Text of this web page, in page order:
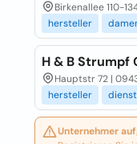
Birkenallee 110-
hersteller
H & B Strumpf
Hauptstr 72 |
hersteller
Unternehmer